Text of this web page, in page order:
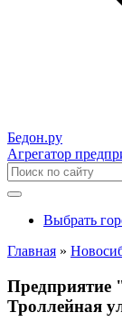
Бедон.ру
Агрегатор
Выбрать
Главная »
Предприятие
Троллейная